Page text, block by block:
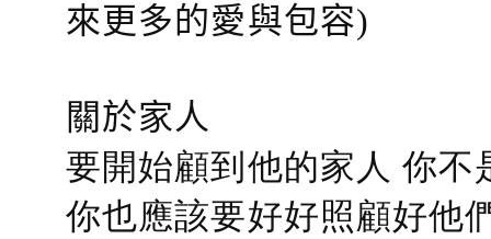
來更多的愛與包容)
關於家人
要開始顧到他的家人 你
你也應該要好好照顧好他